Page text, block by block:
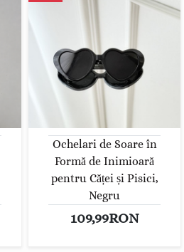
Ochelari de Soare în
Formă de Inimioară
pentru Căței și Pisici,
Negru
109,99RON